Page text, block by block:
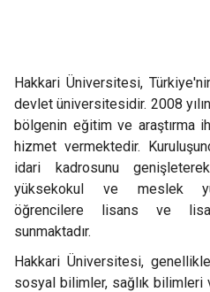
Hakkari Üniversitesi,
devlet üniversitesidir. 2008
bölgenin eğitim ve araştırma
hizmet vermektedir.
idari kadrosunu
yüksekokul ve meslek
öğrencilere lisans ve
sunmaktadır.
Hakkari Üniversitesi,
sosyal bilimler, sağlık